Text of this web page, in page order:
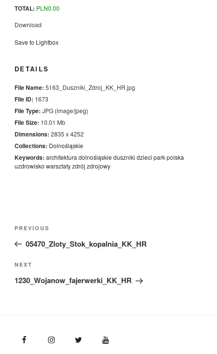
TOTAL: PLN0.00
Download
Save to Lightbox
DETAILS
File Name: 5163_Duszniki_Zdroj_KK_HR.jpg
File ID: 1673
File Type: JPG (image/jpeg)
File Size: 10.01 Mb
Dimensions: 2835 x 4252
Collections: Dolnośląskie
Keywords: architektura dolnośląskie duszniki dzieci parkpolska
uzdrowisko warsztatyzdrój zdrojowy
Previous
Post
PREVIOUS
05470_Zloty_Stok_kopalnia_KK_HR
Next
Post
NEXT
1230_Wojanow_fajerwerki_KK_HR